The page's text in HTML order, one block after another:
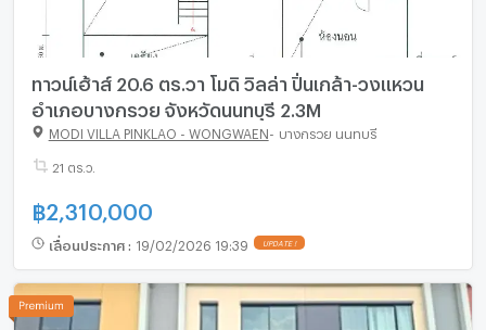
ทาวน์เฮ้าส์ 20.6 ตร.วา โมดิ วิลล่า ปิ่นเกล้า-วงแหวน
อำเภอบางกรวย จังหวัดนนทบุรี 2.3M
MODI VILLA PINKLAO - WONGWAEN บางกรวย นนทบุรี
21 ตร.ว.
฿2,310,000
เลื่อนประกาศ : 19/02/2026 19:39 UPDATE !